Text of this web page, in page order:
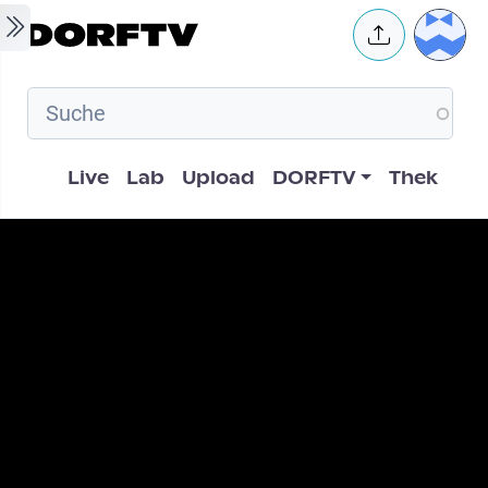
Skip to main content User
Hauptnavigation
Live Lab Upload DORFTV Thek